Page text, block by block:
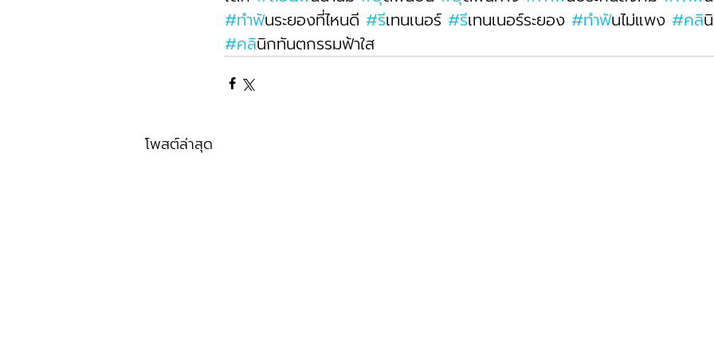
#ทำฟันระยองที่ไหนดี #รีเทนเนอร์ #รีเทนเนอร์ระยอง #ทำฟันไม่แพง #คล
#คลินิกทันตกรรมฟ้าใส
โพสต์ล่าสุด